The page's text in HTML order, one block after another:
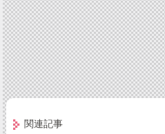
関連記事